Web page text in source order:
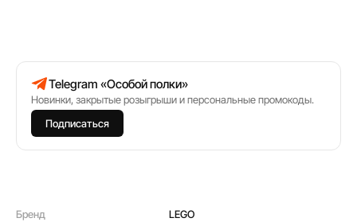
Telegram «Особой полки»
Новинки, закрытые розыгрыши и персональные промокоды.
Подписаться
Бренд LEGO